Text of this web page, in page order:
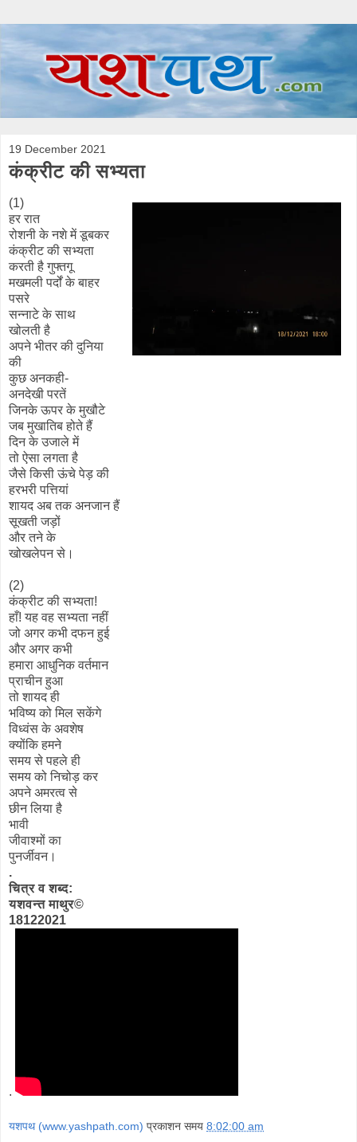
19 December 2021
कंक्रीट की सभ्यता
(1)
हर रात
रोशनी के नशे में डूबकर
कंक्रीट की सभ्यता
करती है गुफ्तगू
मखमली पर्दों के बाहर
पसरे
सन्नाटे के साथ
खोलती है
अपने भीतर की दुनिया
की
कुछ अनकही-
अनदेखी परतें
जिनके ऊपर के मुखौटे
जब मुखातिब होते हैं
दिन के उजाले में
तो ऐसा लगता है
जैसे किसी ऊंचे पेड़ की
हरभरी पत्तियां
शायद अब तक अनजान हैं
सूखती जड़ों
और तने के
खोखलेपन से।
(2)
कंक्रीट की सभ्यता!
हाँ! यह वह सभ्यता नहीं
जो अगर कभी दफन हुई
और अगर कभी
हमारा आधुनिक वर्तमान
प्राचीन हुआ
तो शायद ही
भविष्य को मिल सकेंगे
विध्वंस के अवशेष
क्योंकि हमने
समय से पहले ही
समय को निचोड़ कर
अपने अमरत्व से
छीन लिया है
भावी
जीवाश्मों का
पुनर्जीवन।
.
चित्र व शब्द:
यशवन्त माथुर©
18122021
.
यशपथ (www.yashpath.com) प्रकाशन समय 8:02:00 am